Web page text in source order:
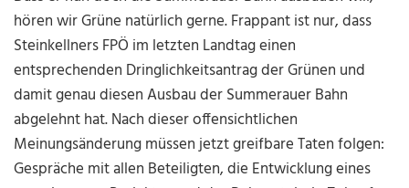
hören wir Grüne natürlich gerne. Frappant ist nur, dass
Steinkellners FPÖ im letzten Landtag einen
entsprechenden Dringlichkeitsantrag der Grünen und
damit genau diesen Ausbau der Summerauer Bahn
abgelehnt hat. Nach dieser offensichtlichen
Meinungsänderung müssen jetzt greifbare Taten folgen:
Gespräche mit allen Beteiligten, die Entwicklung eines